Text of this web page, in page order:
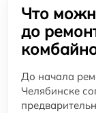
Что
до
До начала
Челябинске